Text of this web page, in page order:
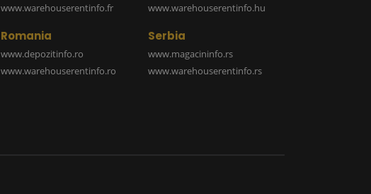
www.warehouserentinfo.fr
www.warehouserentinfo.hu
Romania
www.depozitinfo.ro
www.warehouserentinfo.ro
Serbia
www.magacininfo.rs
www.warehouserentinfo.rs